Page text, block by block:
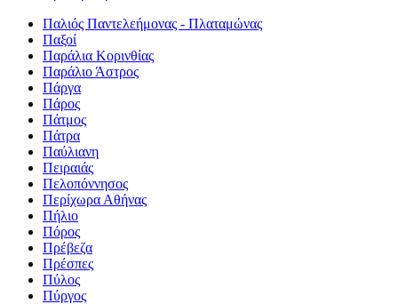
Παλιός Παντελεήμονας - Πλαταμώνας
Παξοί
Παράλια Κορινθίας
Παράλιο Άστρος
Πάργα
Πάρος
Πάτμος
Πάτρα
Παύλιανη
Πειραιάς
Πελοπόννησος
Περίχωρα Αθήνας
Πήλιο
Πόρος
Πρέβεζα
Πρέσπες
Πύλος
Πύργος